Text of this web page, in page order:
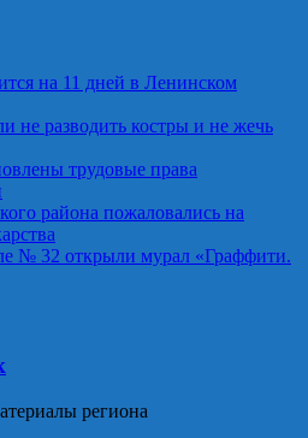
на 11 дней в Ленинском
не разводить костры и не жечь
трудовые права
района пожаловались на
№ 32 открыли мурал «Граффити.
региона